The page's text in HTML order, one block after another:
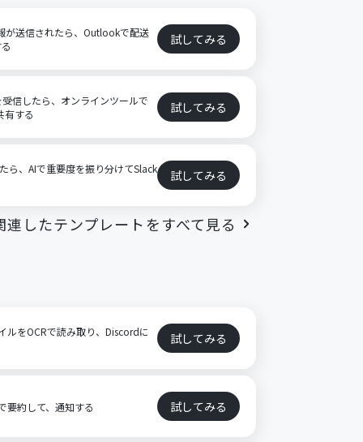
が送信されたら、Outlookで配送
試してみる
信したら、オンラインツールで
有する
試してみる
ら、AIで重要度を振り分けてSlack 試してみる
連したテンプレートをすべて見る
ルをOCRで読み取り、Discordに 試してみる
要約して、通知する 試してみる